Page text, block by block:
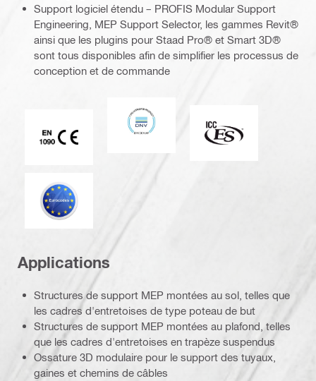
Support logiciel étendu – PROFIS Modular Support
Engineering, MEP Support Selector, les gammes Revit®
ainsi que les plugins pour Staad Pro® et Smart 3D®
sont tous disponibles afin de simplifier les processus de
conception et de commande
Marque CE EN 1090
DNV
Eurocode
Applications
Structures de support MEP montées au sol, telles que
les cadres d'entretoises de type poteau de but
Structures de support MEP montées au plafond, telles
que les cadres d'entretoises en trapèze suspendus
Ossature 3D modulaire pour le support des tuyaux,
gaines et chemins de câbles